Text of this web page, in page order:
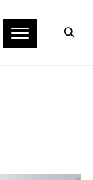
Toggle